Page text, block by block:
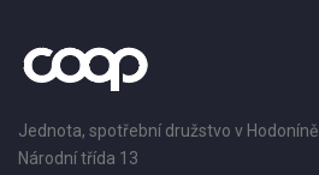
Jednota, spotřební družstvo v Hodoníně
Národní třída 13